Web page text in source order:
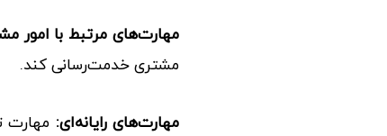
مهارت‌های مرتبط با امور
مشتری خدمت‌رسانی کند.
مهارت‌های رایانه‌ای: مهارت